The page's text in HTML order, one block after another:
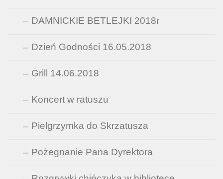
DAMNICKIE BETLEJKI 2018r
Dzień Godności 16.05.2018
Grill 14.06.2018
Koncert w ratuszu
Pielgrzymka do Skrzatusza
Pożegnanie Pana Dyrektora